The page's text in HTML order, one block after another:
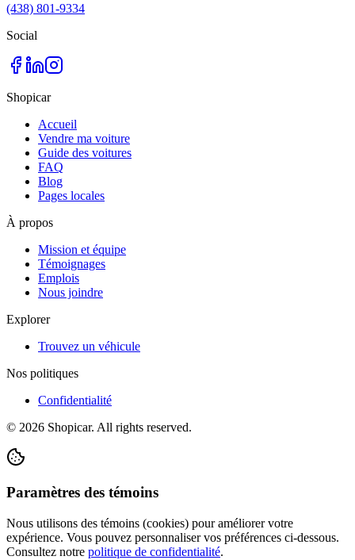
(438) 801-9334
Social
Shopicar
Accueil
Vendre ma voiture
Guide des voitures
FAQ
Blog
Pages locales
À propos
Mission et équipe
Témoignages
Emplois
Nous joindre
Explorer
Trouvez un véhicule
Nos politiques
Confidentialité
© 2026 Shopicar. All rights reserved.
Paramètres des témoins
Nous utilisons des témoins (cookies) pour améliorer votre
expérience. Vous pouvez personnaliser vos préférences ci-dessous.
Consultez notre politique de confidentialité.